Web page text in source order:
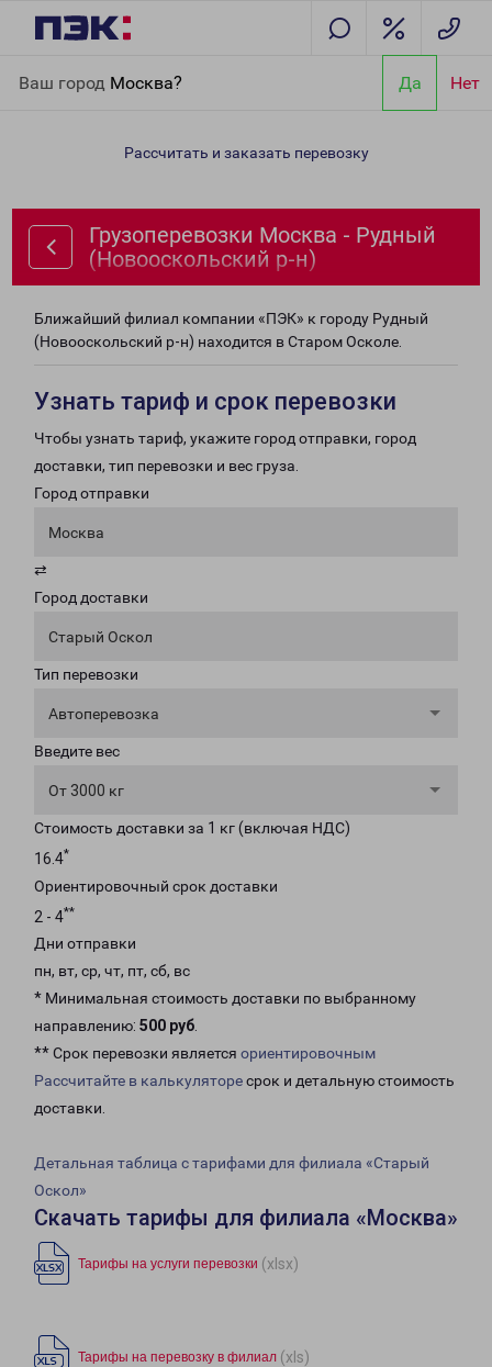
Ваш город Москва? Да Нет
(Новооскольский р-н)
Рассчитать и заказать перевозку
Грузоперевозки Москва - Рудный
(Новооскольский р-н)
Ближайший филиал компании «ПЭК» к городу Рудный
(Новооскольский р-н) находится в Старом Осколе.
Узнать тариф и срок перевозки
Чтобы узнать тариф, укажите город отправки, город
доставки, тип перевозки и вес груза.
Город отправки
Москва
⇄
Город доставки
Старый Оскол
Тип перевозки
Автоперевозка
Введите вес
От 3000 кг
Стоимость доставки за 1 кг (включая НДС)
16.4*
Ориентировочный срок доставки
2 - 4**
Дни отправки
пн, вт, ср, чт, пт, сб, вс
* Минимальная стоимость доставки по выбранному
направлению: 500 руб.
** Срок перевозки является ориентировочным
Рассчитайте в калькуляторесрок и детальную стоимость
доставки.
Детальная таблица с тарифами для филиала «Старый
Оскол»
Скачать тарифы для филиала «Москва»
Тарифы на услуги перевозки (xlsx)
Тарифы на перевозку в филиал (xls)